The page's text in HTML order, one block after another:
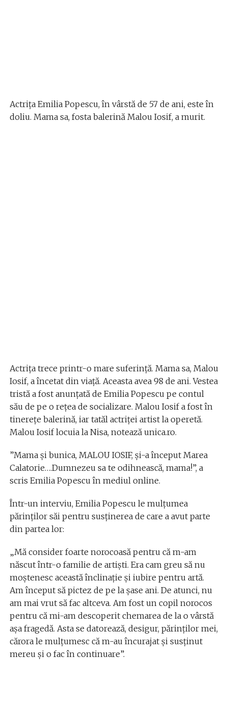
Actrița Emilia Popescu, în vârstă de 57 de ani, este în
doliu. Mama sa, fosta balerină Malou Iosif, a murit.
Actrița trece printr-o mare suferință. Mama sa, Malou
Iosif, a încetat din viață. Aceasta avea 98 de ani. Vestea
tristă a fost anunțată de Emilia Popescu pe contul
său de pe o rețea de socializare. Malou Iosif a fost în
tinerețe balerină, iar tatăl actriței artist la operetă.
Malou Iosif locuia la Nisa, notează unica.ro.
”Mama și bunica, MALOU IOSIF, și-a început Marea
Calatorie….Dumnezeu sa te odihnească, mama!”, a
scris Emilia Popescu în mediul online.
Într-un interviu, Emilia Popescu le mulțumea
părinților săi pentru susținerea de care a avut parte
din partea lor:
„Mă consider foarte norocoasă pentru că m-am
născut într-o familie de artiști. Era cam greu să nu
moștenesc această înclinație și iubire pentru artă.
Am început să pictez de pe la șase ani. De atunci, nu
am mai vrut să fac altceva. Am fost un copil norocos
pentru că mi-am descoperit chemarea de la o vârstă
așa fragedă. Asta se datorează, desigur, părinților mei,
cărora le mulțumesc că m-au încurajat și susținut
mereu și o fac în continuare”.